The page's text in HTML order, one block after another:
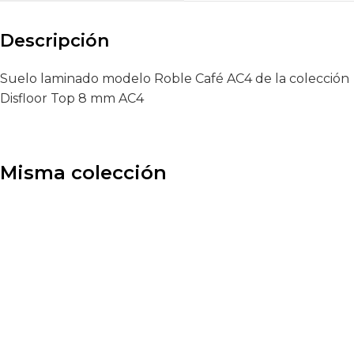
Descripción
Suelo laminado modelo Roble Café AC4 de la colección
Disfloor Top 8 mm AC4
Misma colección